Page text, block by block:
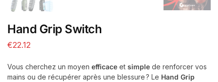
Hand Grip Switch
€22.12
Vous cherchez un moyen efficace et simple de renforcer vos
mains ou de récupérer après une blessure ? Le Hand Grip